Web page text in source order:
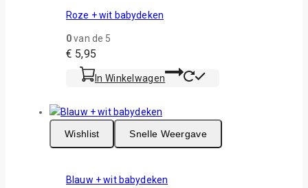
Roze + wit babydeken
0van de 5
€ 5,95
In Winkelwagen
Wishlist Snelle Weergave
Blauw + wit babydeken